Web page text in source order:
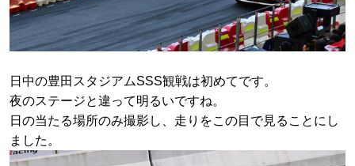
日中の豊田スタジアムSSS観戦は初めてです。
夜のステージと違って明るいですね。
日の当たる場所のみ撮影し、走りをこの目で見ることにし
ました。